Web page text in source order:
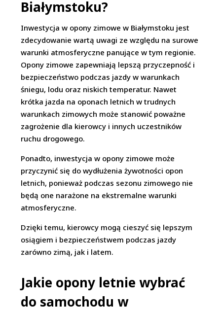
Białymstoku?
Inwestycja w opony zimowe w Białymstoku jest
zdecydowanie wartą uwagi ze względu na surowe
warunki atmosferyczne panujące w tym regionie.
Opony zimowe zapewniają lepszą przyczepność i
bezpieczeństwo podczas jazdy w warunkach
śniegu, lodu oraz niskich temperatur. Nawet
krótka jazda na oponach letnich w trudnych
warunkach zimowych może stanowić poważne
zagrożenie dla kierowcy i innych uczestników
ruchu drogowego.
Ponadto, inwestycja w opony zimowe może
przyczynić się do wydłużenia żywotności opon
letnich, ponieważ podczas sezonu zimowego nie
będą one narażone na ekstremalne warunki
atmosferyczne.
Dzięki temu, kierowcy mogą cieszyć się lepszym
osiągiem i bezpieczeństwem podczas jazdy
zarówno zimą, jak i latem.
Jakie opony letnie wybrać
do samochodu w